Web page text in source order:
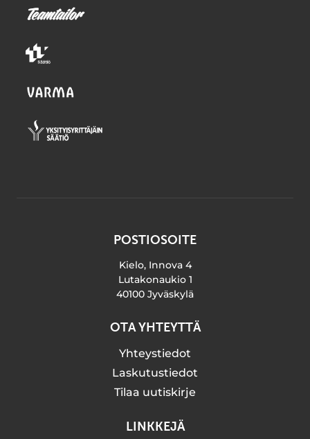
POSTIOSOITE
Kielo, Innova 4
Lutakonaukio 1
40100 Jyväskylä
OTA YHTEYTTÄ
Yhteystiedot
Laskutustiedot
Tilaa uutiskirje
LINKKEJÄ